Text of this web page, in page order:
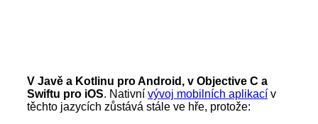
V Javě a Kotlinu pro Android, v Objective C a
Swiftu pro iOS. Nativní vývoj mobilních aplikací v
těchto jazycích zůstává stále ve hře, protože: